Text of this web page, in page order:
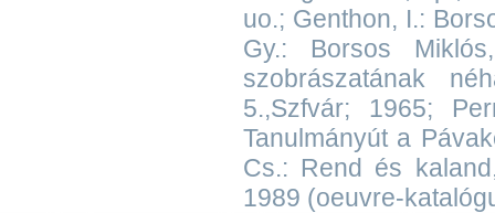
uo.; Genthon, I.:
Gy.: Borsos
szobrászatának
5.,Szfvár; 1965;
Tanulmányút a
Cs.: Rend és
1989 (oeuvre-